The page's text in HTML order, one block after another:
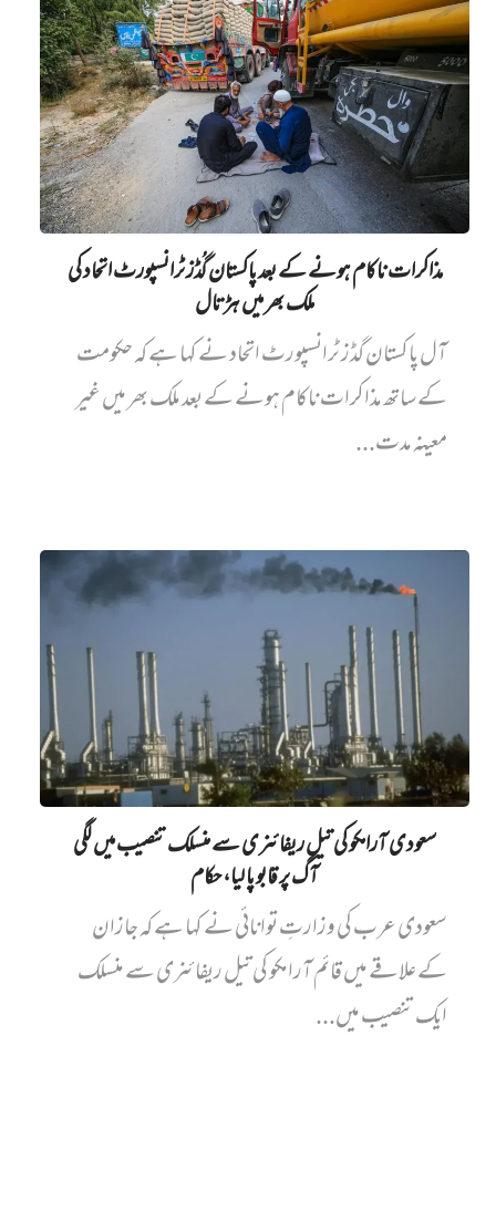
مذاکرات ناکام ہونے کے بعد پاکستان گُڈز ٹرانسپورٹ اتحاد کی
ملک بھر میں ہڑتال
آل پاکستان گڈز ٹرانسپورٹ اتحاد نے کہا ہے کہ حکومت
کے ساتھ مذاکرات ناکام ہونے کے بعد ملک بھر میں غیر
معینہ مدت...
سعودی آرامکو کی تیل ریفائنری سے منسلک تنصیب میں‌ لگی
آگ پر قابو پا لیا، حکام
سعودی عرب کی وزارتِ توانائی نے کہا ہے کہ جازان
کے علاقے میں قائم آرامکو کی تیل ریفائنری سے منسلک
ایک تنصیب میں...